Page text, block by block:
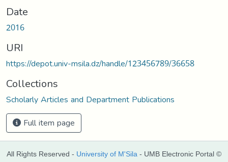
Date
2016
URI
https://depot.univ-msila.dz/handle/123456789/36658
Collections
Scholarly Articles and Department Publications
Full item page
All Rights Reserved - University of M'Sila - UMB Electronic Portal ©